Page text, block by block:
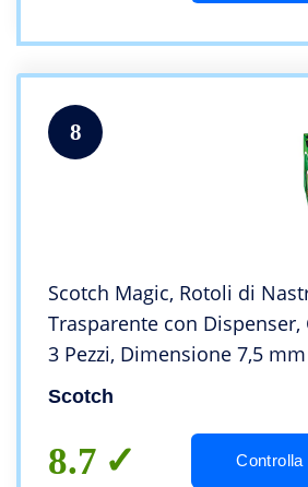
8
Scotch Magic, Rotoli di
Trasparente con Dispenser,
3 Pezzi, Dimensione 7,5
Ottimo per Ufficio e Scuola
Scotch
8.7